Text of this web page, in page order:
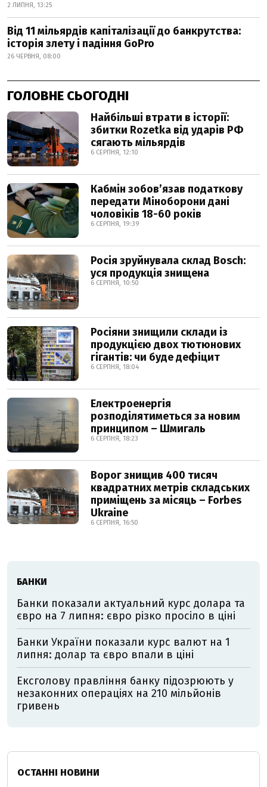
2 ЛИПНЯ, 13:25
Від 11 мільярдів капіталізації до банкрутства:
історія злету і падіння GoPro
26 ЧЕРВНЯ, 08:00
ГОЛОВНЕ СЬОГОДНІ
Найбільші втрати в історії:
збитки Rozetka від ударів РФ
сягають мільярдів
6 СЕРПНЯ, 12:10
Кабмін зобовʼязав податкову
передати Міноборони дані
чоловіків 18-60 років
6 СЕРПНЯ, 19:39
Росія зруйнувала склад Bosch:
уся продукція знищена
6 СЕРПНЯ, 10:50
Росіяни знищили склади із
продукцією двох тютюнових
гігантів: чи буде дефіцит
6 СЕРПНЯ, 18:04
Електроенергія
розподілятиметься за новим
принципом – Шмигаль
6 СЕРПНЯ, 18:23
Ворог знищив 400 тисяч
квадратних метрів складських
приміщень за місяць – Forbes
Ukraine
6 СЕРПНЯ, 16:50
БАНКИ
Банки показали актуальний курс долара та
євро на 7 липня: євро різко просіло в ціні
Банки України показали курс валют на 1
липня: долар та євро впали в ціні
Ексголову правління банку підозрюють у
незаконних операціях на 210 мільйонів
гривень
ОСТАННІ НОВИНИ